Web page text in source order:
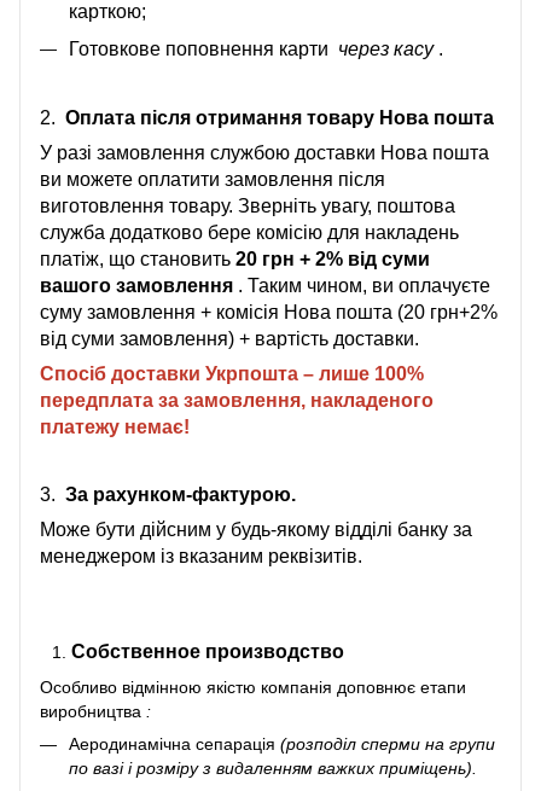
карткою;
Готовкове поповнення карти через касу.
2. Оплата після отримання товару Нова пошта
У разі замовлення службою доставки Нова пошта
ви можете оплатити замовлення після
виготовлення товару. Зверніть увагу, поштова
служба додатково бере комісію для накладень
платіж, що становить 20 грн + 2% від суми
вашого замовлення . Таким чином, ви оплачуєте
суму замовлення + комісія Нова пошта (20 грн+2%
від суми замовлення) + вартість доставки.
Спосіб доставки Укрпошта – лише 100%
передплата за замовлення, накладеного
платежу немає!
3. За рахунком-фактурою.
Може бути дійсним у будь-якому відділі банку за
менеджером із вказаним реквізитів.
Собственное производство
Особливо відмінною якістю компанія доповнює етапи
виробництва :
Аеродинамічна сепарація (розподіл сперми на групи
по вазі і розміру з видаленням важких приміщень).